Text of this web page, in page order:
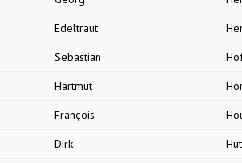
Edeltraut
Sebastian
Hartmut
François
Dirk